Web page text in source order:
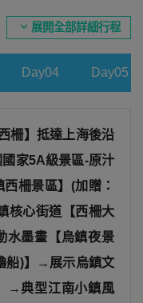
expand_more 展開全部詳細行程
Day04 Day05
柵】抵達上海後沿
家5A級景區-原汁
柵景區】(加贈：
核心街道【西柵大
墨畫【烏鎮夜景
船)】→展示烏鎮文
→典型江南小鎮風